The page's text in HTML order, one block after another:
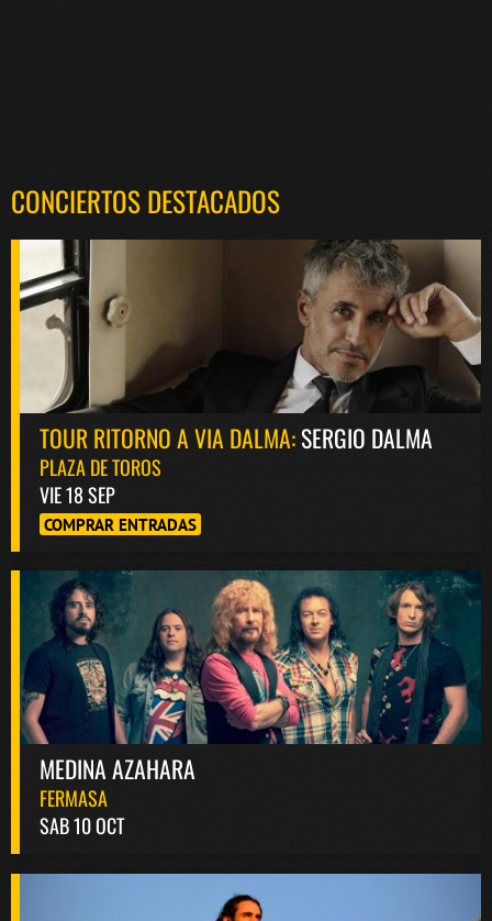
CONCIERTOS DESTACADOS
TOUR RITORNO A VIA DALMA:SERGIO DALMA
PLAZA DE TOROS
VIE 18 SEP
COMPRAR ENTRADAS
MEDINA AZAHARA
FERMASA
SAB 10 OCT